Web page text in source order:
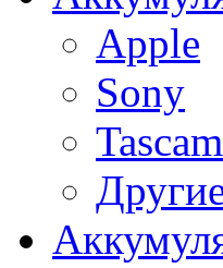
Apple
Sony
Tascam